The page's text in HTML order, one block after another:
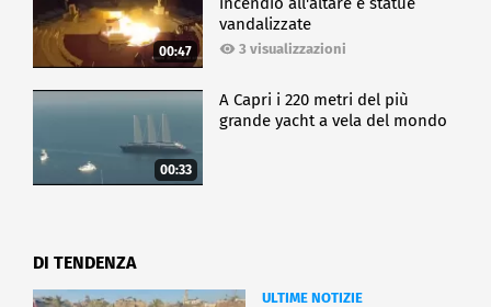
00:47
vandalizzate
3 visualizzazioni
00:33
A Capri i 220 metri del più
grande yacht a vela del mondo
DI TENDENZA
ULTIME NOTIZIE